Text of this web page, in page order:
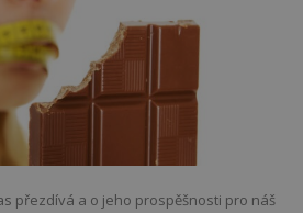
přezdívá a o jeho prospěšnosti pro náš